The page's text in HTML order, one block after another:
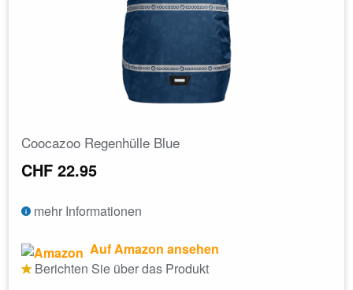
Coocazoo Regenhülle Blue
CHF 22.95
mehr Informationen
Auf Amazon ansehen
Berichten Sie über das Produkt